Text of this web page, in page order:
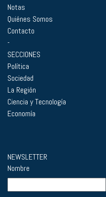
Notas
Quiénes Somos
Contacto
-
SECCIONES
Política
Sociedad
La Región
Ciencia y Tecnología
Economía
NEWSLETTER
Nombre